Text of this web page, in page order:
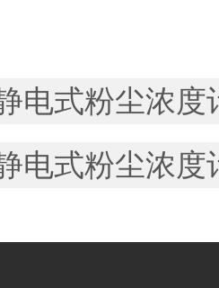
电式粉尘浓度
电式粉尘浓度